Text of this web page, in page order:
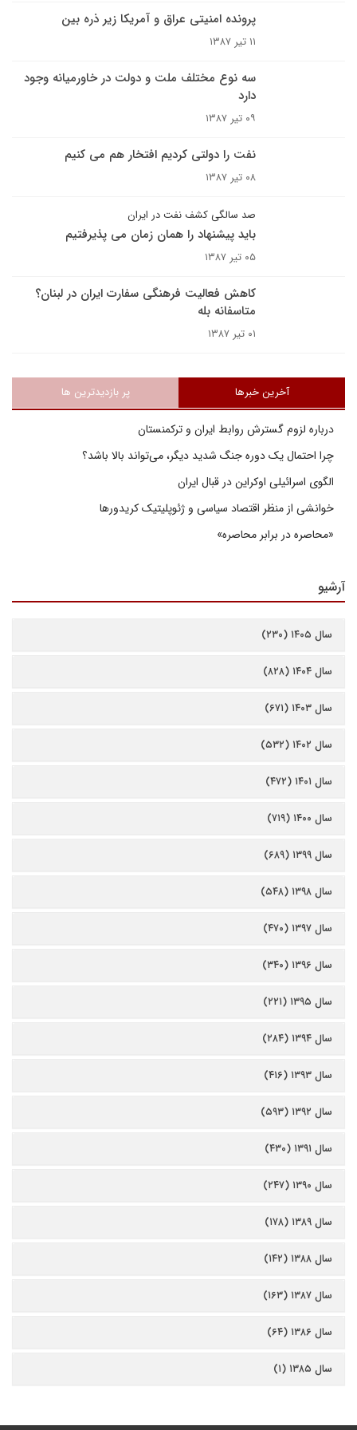
پرونده امنيتى عراق و آمريکا زير ذره بین
۱۱ تیر ۱۳۸۷
سه نوع مختلف ملت و دولت در خاورمیانه وجود
دارد
۰۹ تیر ۱۳۸۷
نفت را دولتی کردیم افتخار هم می کنیم
۰۸ تیر ۱۳۸۷
صد سالگی کشف نفت در ایران
باید پیشنهاد را همان زمان می پذیرفتیم
۰۵ تیر ۱۳۸۷
کاهش فعاليت فرهنگى سفارت ایران در لبنان؟
متاسفانه بله
۰۱ تیر ۱۳۸۷
آخرین خبرها پر بازدیدترین ها
درباره لزوم گسترش روابط ایران و ترکمنستان
چرا احتمال یک دوره جنگ شدید دیگر، می‌تواند بالا باشد؟
الگوی اسرائیلی اوکراین در قبال ایران
خوانشی از منظر اقتصاد سیاسی و ژئوپلیتیک کریدورها
«محاصره در برابر محاصره»
آرشیو
سال ۱۴۰۵ (۲۳۰)
سال ۱۴۰۴ (۸۲۸)
سال ۱۴۰۳ (۶۷۱)
سال ۱۴۰۲ (۵۳۲)
سال ۱۴۰۱ (۴۷۲)
سال ۱۴۰۰ (۷۱۹)
سال ۱۳۹۹ (۶۸۹)
سال ۱۳۹۸ (۵۴۸)
سال ۱۳۹۷ (۴۷۰)
سال ۱۳۹۶ (۳۴۰)
سال ۱۳۹۵ (۲۲۱)
سال ۱۳۹۴ (۲۸۴)
سال ۱۳۹۳ (۴۱۶)
سال ۱۳۹۲ (۵۹۳)
سال ۱۳۹۱ (۴۳۰)
سال ۱۳۹۰ (۲۴۷)
سال ۱۳۸۹ (۱۷۸)
سال ۱۳۸۸ (۱۴۲)
سال ۱۳۸۷ (۱۶۳)
سال ۱۳۸۶ (۶۴)
سال ۱۳۸۵ (۱)